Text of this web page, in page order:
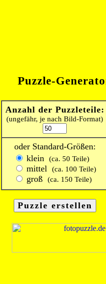
Puzzle-
Anzahl der Puzzleteile:
(ungefähr, je nach Bild-Format)
oder Standard-Größen:
klein
(ca. 50 Teile)
mittel (ca. 100 Teile)
groß (ca. 150 Teile)